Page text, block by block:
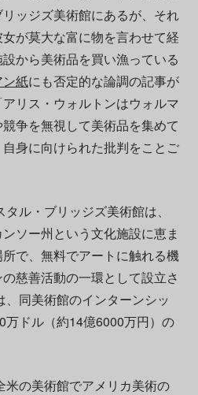
ッジズ美術館にあるが、それ
が莫大な富に物を言わせて経
から美術品を買い漁っている
紙にも否定的な論調の記事が
リス・ウォルトンはウォルマ
争を無視して美術品を集めて
身に向けられた批判をことご
ル・ブリッジズ美術館は、
ソー州という文化施設に恵ま
で、無料でアートに触れる機
慈善活動の一環として設立さ
同美術館のインターンシッ
万ドル（約14億6000万円）の
の美術館でアメリカ美術の